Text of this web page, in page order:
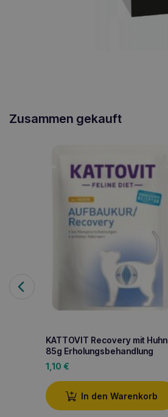
Zusammen gekauft
KATTOVIT Recovery mit Huhn
85g Erholungsbehandlung
1,10 €
In den Warenkorb